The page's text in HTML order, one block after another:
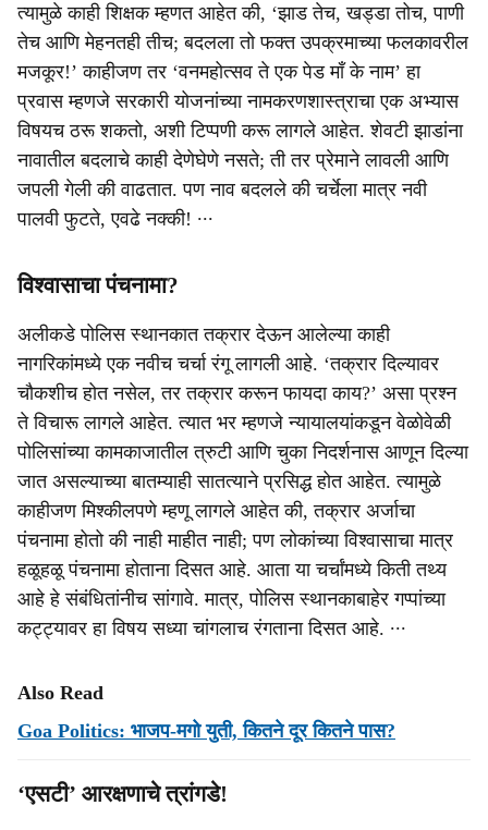
त्यामुळे काही शिक्षक म्हणत आहेत की, ‘झाड तेच, खड्डा तोच, पाणी
तेच आणि मेहनतही तीच; बदलला तो फक्त उपक्रमाच्या फलकावरील
मजकूर!’ काहीजण तर ‘वनमहोत्सव ते एक पेड माँ के नाम’ हा
प्रवास म्हणजे सरकारी योजनांच्या नामकरणशास्त्राचा एक अभ्यास
विषयच ठरू शकतो, अशी टिप्पणी करू लागले आहेत. शेवटी झाडांना
नावातील बदलाचे काही देणेघेणे नसते; ती तर प्रेमाने लावली आणि
जपली गेली की वाढतात. पण नाव बदलले की चर्चेला मात्र नवी
पालवी फुटते, एवढे नक्की! ∙∙∙
विश्वासाचा पंचनामा?
अलीकडे पोलिस स्थानकात तक्रार देऊन आलेल्या काही
नागरिकांमध्ये एक नवीच चर्चा रंगू लागली आहे. ‘तक्रार दिल्यावर
चौकशीच होत नसेल, तर तक्रार करून फायदा काय?’ असा प्रश्न
ते विचारू लागले आहेत. त्यात भर म्हणजे न्यायालयांकडून वेळोवेळी
पोलिसांच्या कामकाजातील त्रुटी आणि चुका निदर्शनास आणून दिल्या
जात असल्याच्या बातम्याही सातत्याने प्रसिद्ध होत आहेत. त्यामुळे
काहीजण मिश्‍कीलपणे म्हणू लागले आहेत की, तक्रार अर्जाचा
पंचनामा होतो की नाही माहीत नाही; पण लोकांच्या विश्वासाचा मात्र
हळूहळू पंचनामा होताना दिसत आहे. आता या चर्चांमध्ये किती तथ्य
आहे हे संबंधितांनीच सांगावे. मात्र, पोलिस स्थानकाबाहेर गप्पांच्या
कट्ट्यावर हा विषय सध्या चांगलाच रंगताना दिसत आहे. ∙∙∙
Also Read
Goa Politics: भाजप-मगो युती, कितने दूर कितने पास?
‘एसटी’ आरक्षणाचे त्रांगडे!